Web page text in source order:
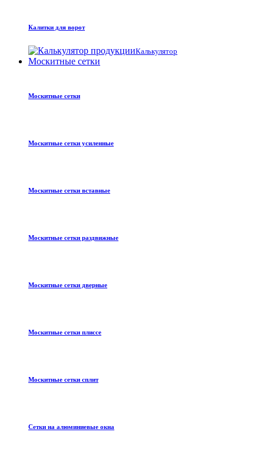
Калитки для ворот
Калькулятор
Москитные сетки
Москитные сетки
Москитные сетки усиленные
Москитные сетки вставные
Москитные сетки раздвижные
Москитные сетки дверные
Москитные сетки плиссе
Москитные сетки сплит
Сетки на алюминиевые окна